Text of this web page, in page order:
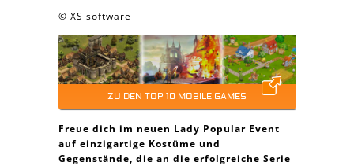
© XS software
ZU DEN TOP 10 MOBILE GAMES
Freue dich im neuen Lady Popular Event
auf einzigartige Kostüme und
Gegenstände, die an die erfolgreiche Serie